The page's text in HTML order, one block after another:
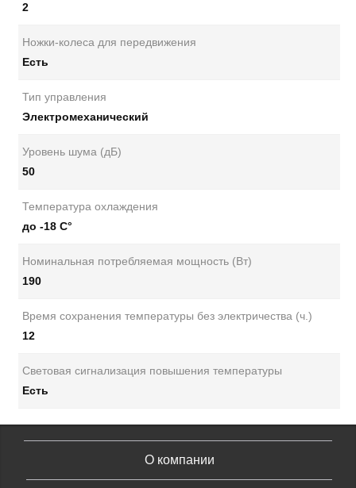
2
Ножки-колеса для передвижения
Есть
Тип управления
Электромеханический
Уровень шума (дБ)
50
Температура охлаждения
до -18 С°
Номинальная потребляемая мощность (Вт)
190
Время сохранения температуры без электричества (ч.)
12
Световая сигнализация повышения температуры
Есть
О компании